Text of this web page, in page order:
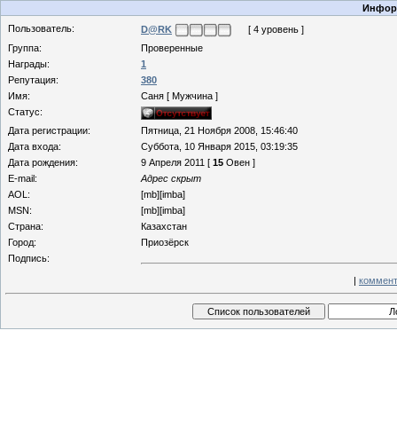
Пользователь:
D@RK
[ 4 уровень ]
Группа:
Проверенные
Награды:
1
Репутация:
380
Имя:
Саня [ Мужчина ]
Статус:
Дата регистрации:
Пятница, 21 Ноября 2008, 15:46:40
Дата входа:
Суббота, 10 Января 2015, 03:19:35
Дата рождения:
9 Апреля 2011 [ 15 Овен ]
E-mail:
Адрес скрыт
AOL:
[mb][imba]
MSN:
[mb][imba]
Страна:
Казахстан
Город:
Приозёрск
Подпись:
|